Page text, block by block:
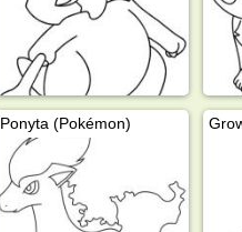
Ponyta (Pokémon)